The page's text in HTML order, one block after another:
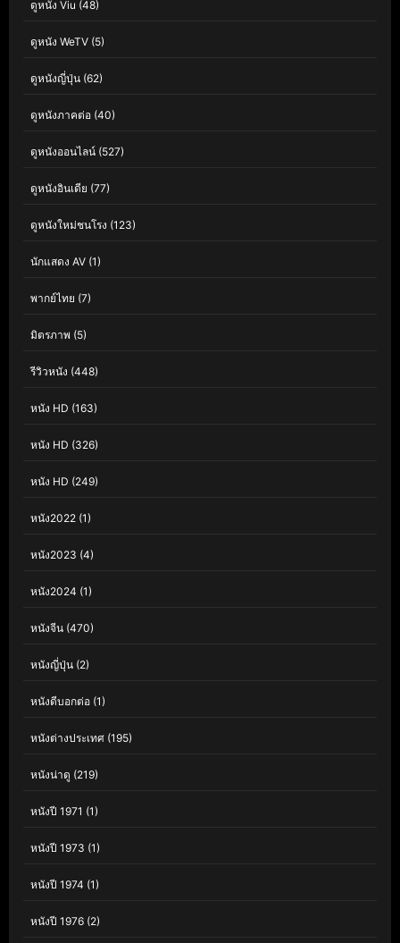
ดูหนัง Viu (48)
ดูหนัง WeTV (5)
ดูหนังญี่ปุ่น (62)
ดูหนังภาคต่อ (40)
ดูหนังออนไลน์ (527)
ดูหนังอินเดีย (77)
ดูหนังใหม่ชนโรง (123)
นักแสดง AV (1)
พากย์ไทย (7)
มิตรภาพ (5)
รีวิวหนัง (448)
หนัง HD (163)
หนัง HD (326)
หนัง HD (249)
หนัง2022 (1)
หนัง2023 (4)
หนัง2024 (1)
หนังจีน (470)
หนังญี่ปุ่น (2)
หนังดีบอกต่อ (1)
หนังต่างประเทศ (195)
หนังน่าดู (219)
หนังปี 1971 (1)
หนังปี 1973 (1)
หนังปี 1974 (1)
หนังปี 1976 (2)